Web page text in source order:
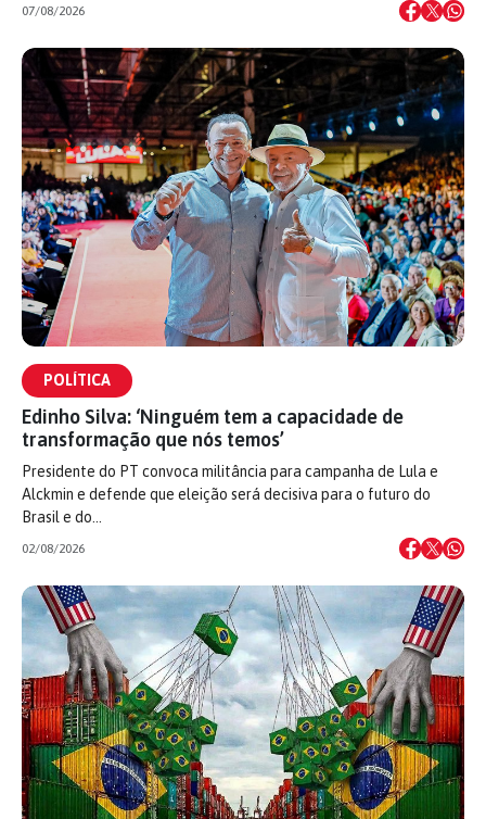
07/08/2026
POLÍTICA
Edinho Silva: ‘Ninguém tem a capacidade de
transformação que nós temos’
Presidente do PT convoca militância para campanha de Lula e
Alckmin e defende que eleição será decisiva para o futuro do
Brasil e do…
02/08/2026